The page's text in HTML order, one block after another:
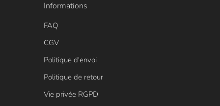
Informations
FAQ
CGV
Politique d'envoi
Politique de retour
Vie privée RGPD